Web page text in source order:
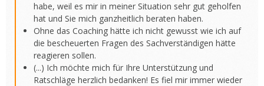
habe, weil es mir in meiner Situation sehr gut geholfen
hat und Sie mich ganzheitlich beraten haben.
Ohne das Coaching hätte ich nicht gewusst wie ich auf
die bescheuerten Fragen des Sachverständigen hätte
reagieren sollen.
(...) Ich möchte mich für Ihre Unterstützung und
Ratschläge herzlich bedanken! Es fiel mir immer wieder